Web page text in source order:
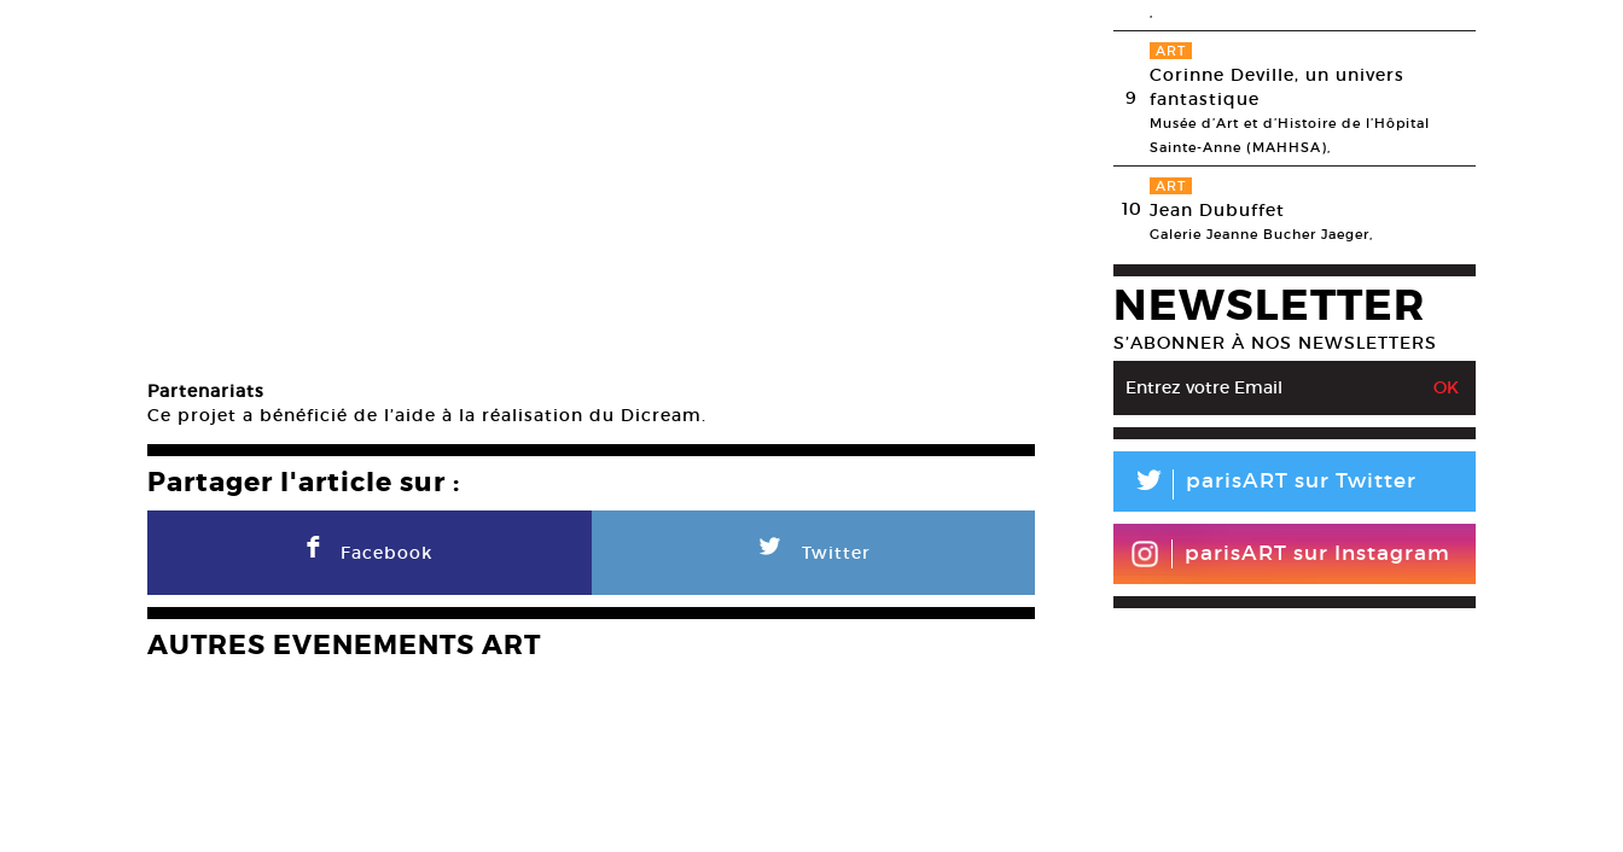
Partenariats
Ce projet a bénéficié de l’aide à la réalisation du Dicream.
Partager l'article sur :
F Facebook L Twitter
AUTRES EVENEMENTS ART
,
9
ART
Corinne Deville, un univers
fantastique
Musée d’Art et d’Histoire de l’Hôpital
Sainte-Anne (MAHHSA),
10
ART
Jean Dubuffet
Galerie Jeanne Bucher Jaeger,
NEWSLETTER
S’ABONNER À NOS NEWSLETTERS
L parisART sur Twitter
parisART sur Instagram